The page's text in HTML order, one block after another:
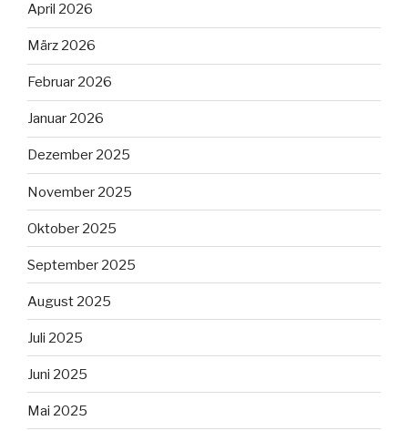
April 2026
März 2026
Februar 2026
Januar 2026
Dezember 2025
November 2025
Oktober 2025
September 2025
August 2025
Juli 2025
Juni 2025
Mai 2025